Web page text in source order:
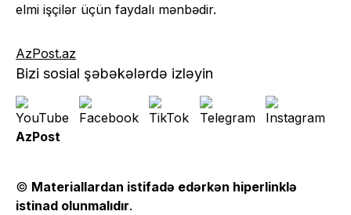
elmi işçilər üçün faydalı mənbədir.
AzPost.az
Bizi sosial şəbəkələrdə izləyin
AzPost
© Materiallardan istifadə edərkən hiperlinklə
istinad olunmalıdır.